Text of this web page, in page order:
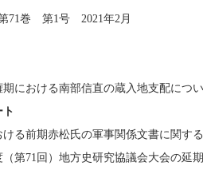
71巻 第1号 2021年2月
期における南部信直の蔵入地支
ト
ける前期赤松氏の軍事関係文書に
（第71回）地方史研究協議会大